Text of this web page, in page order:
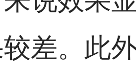
差。此